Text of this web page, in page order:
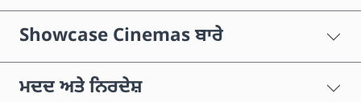
Showcase Cinemas ਬਾਰੇ
ਮਦਦ ਅਤੇ ਨਿਰਦੇਸ਼